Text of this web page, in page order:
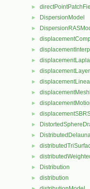
►
► DispersionModel
►
►
►
►
►
►
►
►
►
►
►
►
►
► Distribution
► distribution